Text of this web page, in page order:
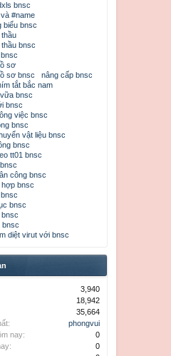
bnsc
#name
biểu bnsc
bnsc
sơ
sơ bnsc
nâng cấp bnsc
tắt bắc nam
bnsc
bnsc
việc bnsc
bnsc
vật liệu bnsc
bnsc
tt01 bnsc
công bnsc
bnsc
bnsc
bnsc
diệt virut với bnsc
3,940
18,942
35,664
phongvui
nay:
0
0